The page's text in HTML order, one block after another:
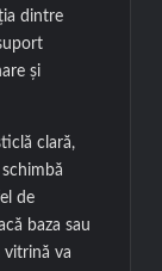
dintre
și
clară,
de
baza sau
vitrină va